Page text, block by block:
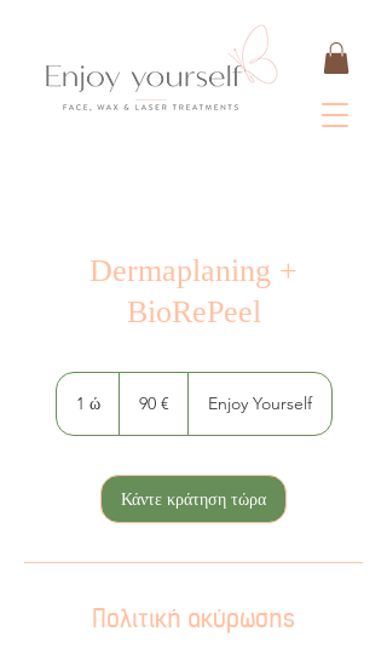
Dermaplaning +
BioRePeel
1 ώ1 90 € Enjoy Yourself
Κάντε κράτηση τώρα
Πολιτική ακύρωσης